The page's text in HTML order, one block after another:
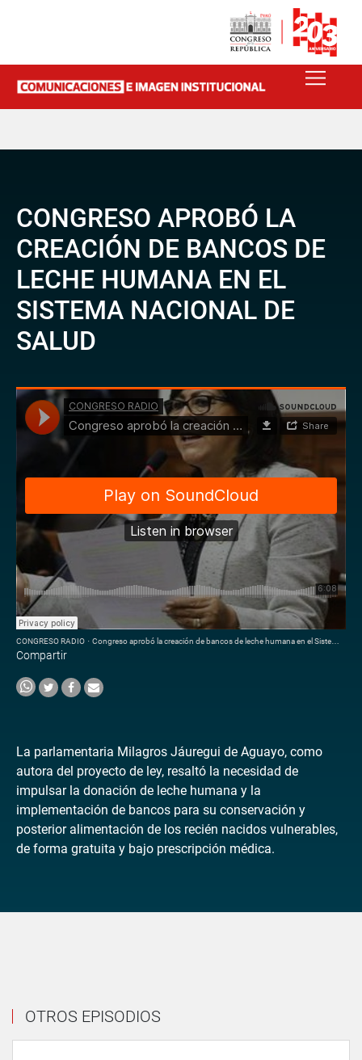
CONGRESO APROBÓ LA
CREACIÓN DE BANCOS DE
LECHE HUMANA EN EL
SISTEMA NACIONAL DE
SALUD
CONGRESO RADIO · Congreso aprobó la creación de bancos de leche humana en el Sistema Nacional de Salud
Compartir
La parlamentaria Milagros Jáuregui de Aguayo, como
autora del proyecto de ley, resaltó la necesidad de
impulsar la donación de leche humana y la
implementación de bancos para su conservación y
posterior alimentación de los recién nacidos vulnerables,
de forma gratuita y bajo prescripción médica.
OTROS EPISODIOS